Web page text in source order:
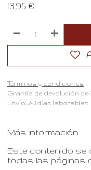
13,95 €
Términos y condiciones
Grantía de devolución de
Envío: 2-3 días laborables
Más información
Este contenido se
todas las páginas